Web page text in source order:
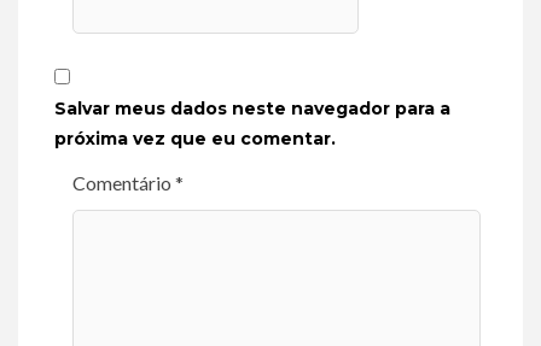
Salvar meus dados neste navegador para a
próxima vez que eu comentar.
Comentário *